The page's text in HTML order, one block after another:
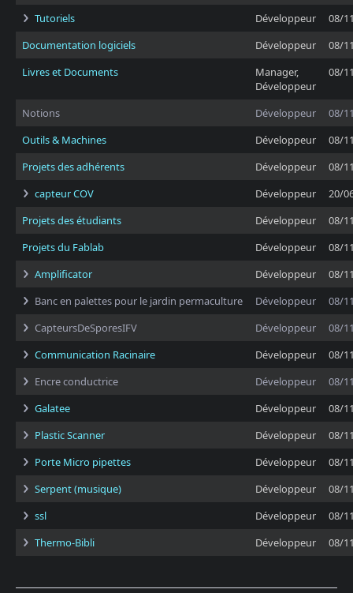
Tutoriels
Développeur
08/
Documentation logiciels
Développeur
08/
Livres et Documents
Manager,
Développeur
08/
Notions Développeur
08/
Outils & Machines
Développeur
08/
Projets des adhérents
Développeur
08/
capteur COV
Développeur
20/
Projets des étudiants
Développeur
08/
Projets du Fablab
Développeur
08/
Amplificator
Développeur
08/
Banc en palettes pour le jardin permaculture
Développeur
08/
CapteursDeSporesIFV
Développeur
08/
Communication Racinaire
Développeur
08/
Encre conductrice
Développeur
08/
Galatee
Développeur
08/
Plastic Scanner
Développeur
08/
Porte Micro pipettes
Développeur
08/
Serpent (musique)
Développeur
08/
ssl
Développeur
08/
Thermo-Bibli
Développeur 08/